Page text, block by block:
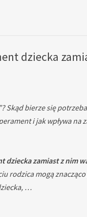
dziecka
bierze się
i jak wpływa na
dziecka zamiast z nim
rodzica mogą
…